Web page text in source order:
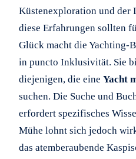
Küstenexploration und der
diese Erfahrungen sollten
Glück macht die Yachting-
in puncto Inklusivität. Sie
diejenigen, die eine Yacht
suchen. Die Suche und
erfordert spezifisches
Mühe lohnt sich jedoch
das atemberaubende